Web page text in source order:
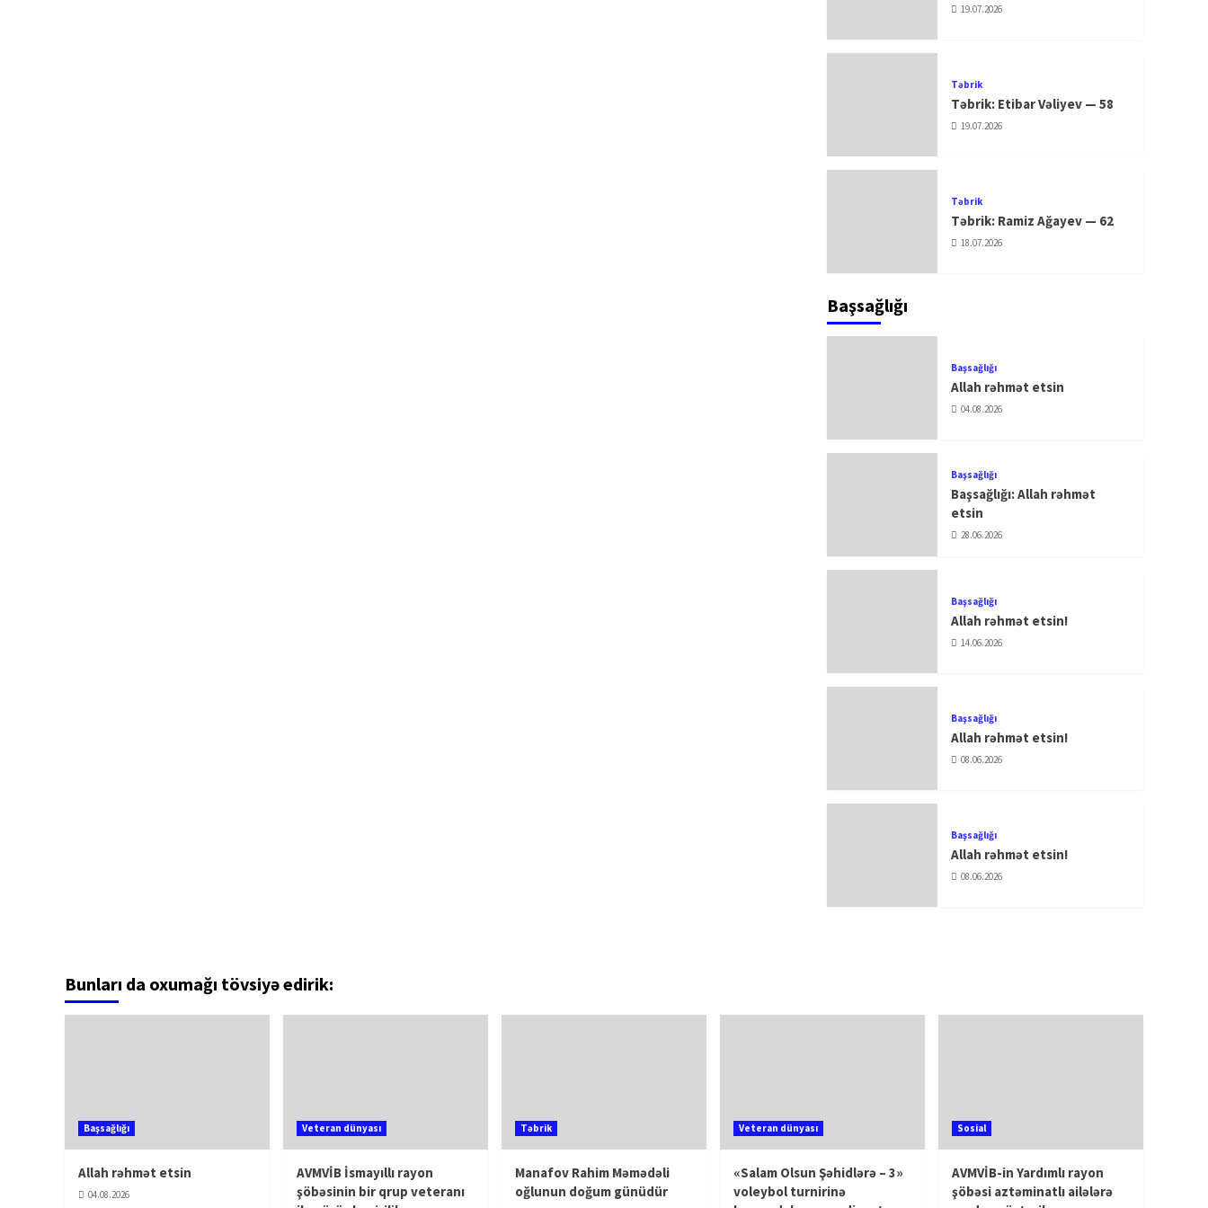
19.07.2026
Təbrik
Təbrik: Etibar Vəliyev — 58
19.07.2026
Təbrik
Təbrik: Ramiz Ağayev — 62
18.07.2026
Başsağlığı
Başsağlığı
Allah rəhmət etsin
04.08.2026
Başsağlığı
Başsağlığı: Allah rəhmət
etsin
28.06.2026
Başsağlığı
Allah rəhmət etsin!
14.06.2026
Başsağlığı
Allah rəhmət etsin!
08.06.2026
Başsağlığı
Allah rəhmət etsin!
08.06.2026
Bunları da oxumağı tövsiyə edirik:
Başsağlığı
Allah rəhmət etsin
04.08.2026
Veteran dünyası
AVMVİB İsmayıllı rayon
şöbəsinin bir qrup veteranı
Təbrik
Manafov Rahim Məmədəli
oğlunun doğum günüdür
Veteran dünyası
«Salam Olsun Şəhidlərə – 3»
voleybol turnirinə
Sosial
AVMVİB-in Yardımlı rayon
şöbəsi aztəminatlı ailələrə